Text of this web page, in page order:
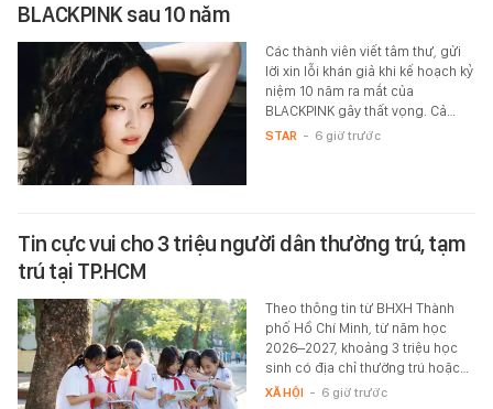
BLACKPINK sau 10 năm
Các thành viên viết tâm thư, gửi
lời xin lỗi khán giả khi kế hoạch kỷ
niệm 10 năm ra mắt của
BLACKPINK gây thất vọng. Cả…
STAR - 6 giờ trước
Tin cực vui cho 3 triệu người dân thường trú, tạm
trú tại TP.HCM
Theo thông tin từ BHXH Thành
phố Hồ Chí Minh, từ năm học
2026–2027, khoảng 3 triệu học
sinh có địa chỉ thường trú hoặc…
XÃ HỘI - 6 giờ trước